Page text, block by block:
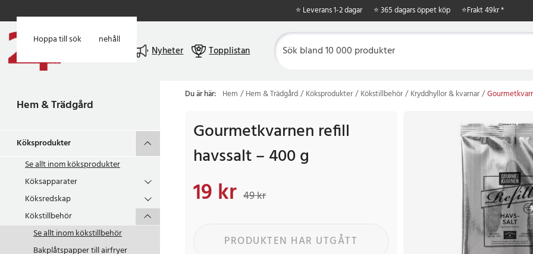
Hoppa till huvudinnehåll
Hoppa till sök
⭐ Leverans 1-2 dagar ⭐ 365 dagars öppet köp ⭐Frakt 49kr *
Nyheter Topplistan
Hem & Trädgård
Köksprodukter
Se allt inomköksprodukter
Köksapparater
Köksredskap
Kökstillbehör
Se allt inomkökstillbehör
Bakplåtspapper till airfryer
Du är här: Hem Hem & Trädgård Köksprodukter Kökstillbehör Kryddhyllor & kvarnar
Gourmetkvarnen refill
havssalt – 400 g
Nuvarande pris
19 kr 49 kr
PRODUKTEN HAR UTGÅTT